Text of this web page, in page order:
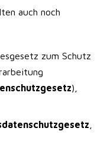
auch noch
zum Schutz
),